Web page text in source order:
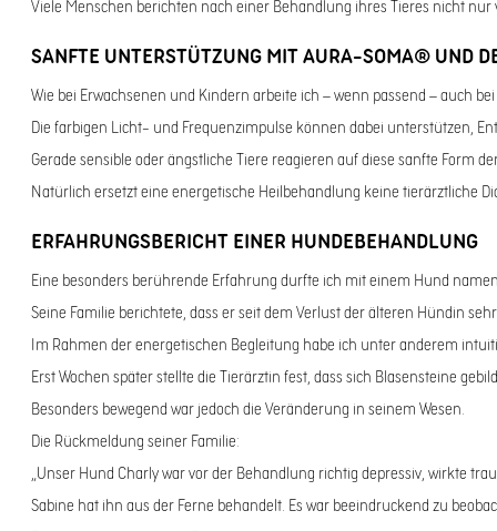
Viele Menschen berichten nach einer Behandlung ihres Tieres nicht
SANFTE UNTERSTÜTZUNG MIT AURA-SOMA® UND
Wie bei Erwachsenen und Kindern arbeite ich – wenn passend – auch
Die farbigen Licht- und Frequenzimpulse können dabei unterstützen,
Gerade sensible oder ängstliche Tiere reagieren auf diese sanfte Form
Natürlich ersetzt eine energetische Heilbehandlung keine tierärztliche
ERFAHRUNGSBERICHT EINER HUNDEBEHANDLUNG
Eine besonders berührende Erfahrung durfte ich mit einem Hund
Seine Familie berichtete, dass er seit dem Verlust der älteren Hündin
Im Rahmen der energetischen Begleitung habe ich unter anderem
Erst Wochen später stellte die Tierärztin fest, dass sich Blasensteine
Besonders bewegend war jedoch die Veränderung in seinem Wesen.
Die Rückmeldung seiner Familie:
„Unser Hund Charly war vor der Behandlung richtig depressiv, wirkte
Sabine hat ihn aus der Ferne behandelt. Es war beeindruckend zu